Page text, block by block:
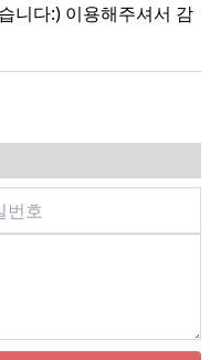
니다:) 이용해주셔서 감